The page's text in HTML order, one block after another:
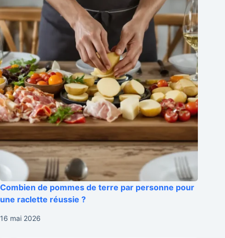
Combien de pommes de terre par personne pour
une raclette réussie ?
16 mai 2026